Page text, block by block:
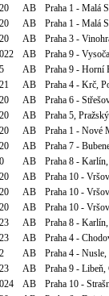
AB
Praha 1 - Malá
AB
Praha 1 - Malá
AB
Praha 3 -
AB
Praha 9 -
AB
Praha 9 - Horní
AB
Praha 4 - Krč,
AB
Praha 6 -
AB
Praha 5,
AB
Praha 1 - Nové
AB
Praha 7 -
AB
Praha 8 -
AB
Praha 10 -
AB
Praha 10 -
AB
Praha 10 -
AB
Praha 8 -
AB
Praha 4 -
AB
Praha 4 -
AB
Praha 9 - Libeň,
AB
Praha 10 -